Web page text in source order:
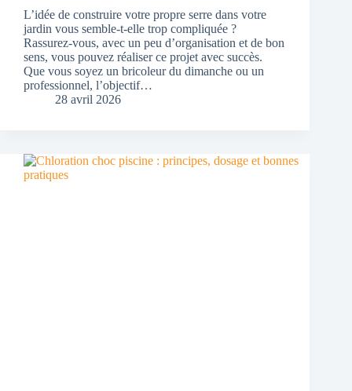
L’idée de construire votre propre serre dans votre
jardin vous semble-t-elle trop compliquée ?
Rassurez-vous, avec un peu d’organisation et de bon
sens, vous pouvez réaliser ce projet avec succès.
Que vous soyez un bricoleur du dimanche ou un
professionnel, l’objectif…
28 avril 2026